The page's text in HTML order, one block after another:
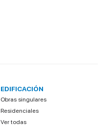
EDIFICACIÓN
Obras singulares
Residenciales
Ver todas